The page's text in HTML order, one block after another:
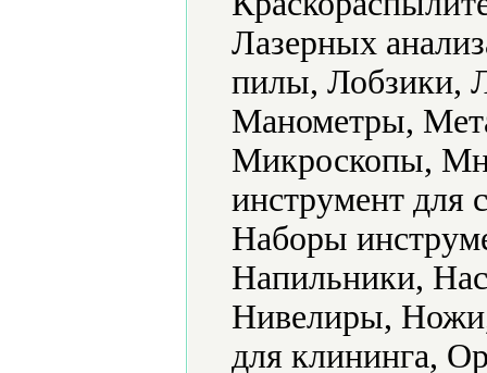
Лазерных
пилы, Лобзики,
Манометры,
Микроскопы,
инструмент
Наборы
Напильники,
Нивелиры,
для клининга,